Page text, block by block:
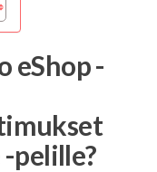
eShop -
pelille?